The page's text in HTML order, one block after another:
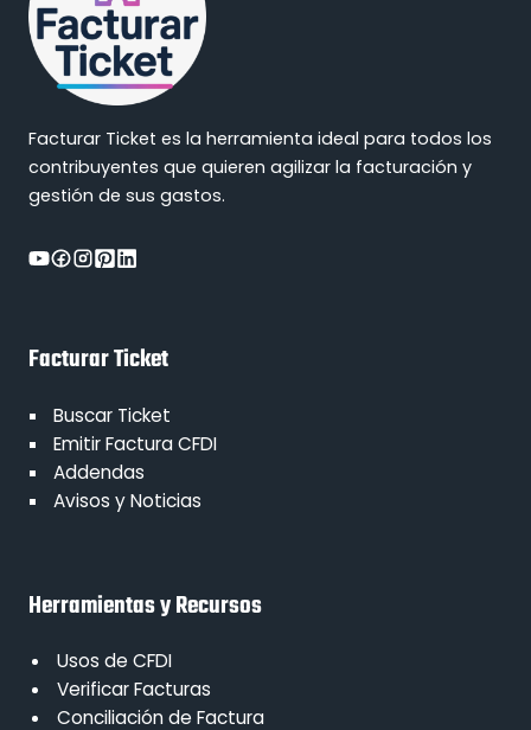
Facturar Ticket es la herramienta ideal para todos los
contribuyentes que quieren agilizar la facturación y
gestión de sus gastos.
Facturar Ticket
Buscar Ticket
Emitir Factura CFDI
Addendas
Avisos y Noticias
Herramientas y Recursos
Usos de CFDI
Verificar Facturas
Conciliación de Factura